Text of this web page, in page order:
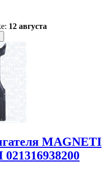
12 августа
MAGNETI